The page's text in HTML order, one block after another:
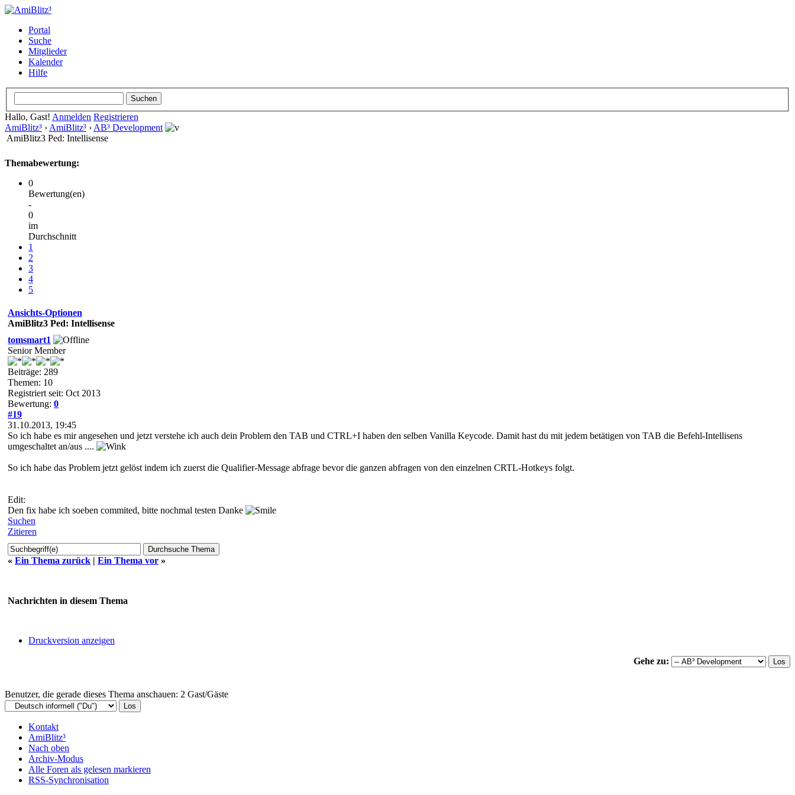
Portal
Suche
Mitglieder
Kalender
Hilfe
Hallo, Gast! Anmelden Registrieren
AmiBlitz³ › AmiBlitz³ › AB³ Development
AmiBlitz3 Ped: Intellisense
Themabewertung:
0
Bewertung(en)
-
0
im
Durchschnitt
1
2
3
4
5
Ansichts-Optionen
AmiBlitz3 Ped: Intellisense
tomsmart1
Senior Member
Beiträge: 289
Themen: 10
Registriert seit: Oct 2013
Bewertung: 0
#19
31.10.2013, 19:45
So ich habe es mir angesehen und jetzt verstehe ich auch dein Problem den TAB und CTRL+I haben den selben Vanilla Keycode. Damit hast du mit jedem betätigen von TAB die Befehl-Intellisens
umgeschaltet an/aus ....
So ich habe das Problem jetzt gelöst indem ich zuerst die Qualifier-Message abfrage bevor die ganzen abfragen von den einzelnen CRTL-Hotkeys folgt.
Edit:
Den fix habe ich soeben commited, bitte nochmal testen Danke
Suchen
Zitieren
« Ein Thema zurück | Ein Thema vor »
Nachrichten in diesem Thema
Druckversion anzeigen
Gehe zu:
Benutzer, die gerade dieses Thema anschauen: 2 Gast/Gäste
Kontakt
AmiBlitz³
Nach oben
Archiv-Modus
Alle Foren als gelesen markieren
RSS-Synchronisation